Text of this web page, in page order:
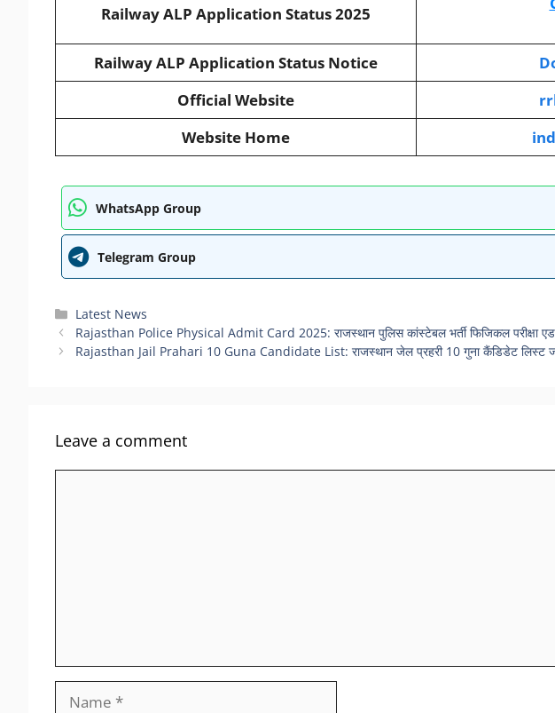
Railway ALP Application Status 2025
Railway ALP Application Status Notice
Official Website
Website Home
WhatsApp Group
Telegram Group
Categories
Latest News
Rajasthan Police Physical Admit Card 2025: राजस्थान पुलिस कांस्टेबल भर्ती फिजिकल परीक्षा
Rajasthan Jail Prahari 10 Guna Candidate List: राजस्थान जेल प्रहरी 10 गुना कैंडिडेट लिस्ट
Leave a comment